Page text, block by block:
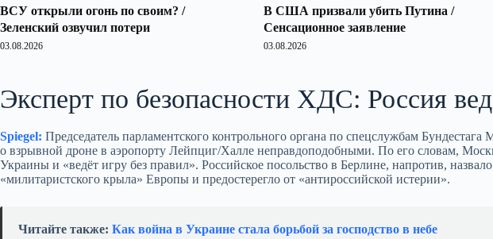
ВСУ открыли огонь по своим? /
Зеленский озвучил потери
03.08.2026
В США призвали убить Путина /
Сенсационное заявление
03.08.2026
Эксперт по безопасности ХДС: Россия
Spiegel: Председатель парламентского контрольного органа по спецслужбам
о взрывной дроне в аэропорту Лейпциг/Халле неправдоподобными. По его словам,
Украины и «ведёт игру без правил». Российское посольство в Берлине, напротив,
«милитаристского крыла» Европы и предостерегло от «антироссийской истерии».
Читайте также: Как война в Украине стала борьбой за господство в небе